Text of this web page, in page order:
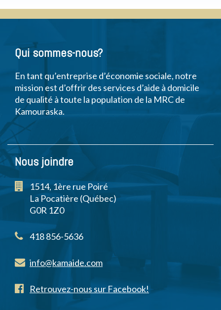
Qui sommes-nous?
En tant qu’entreprise d’économie sociale, notre
mission est d’offrir des services d’aide à domicile
de qualité à toute la population de la MRC de
Kamouraska.
Nous joindre
1514, 1ère rue Poiré
La Pocatière (Québec)
G0R 1Z0
418 856-5636
info@kamaide.com
Retrouvez-nous sur Facebook!